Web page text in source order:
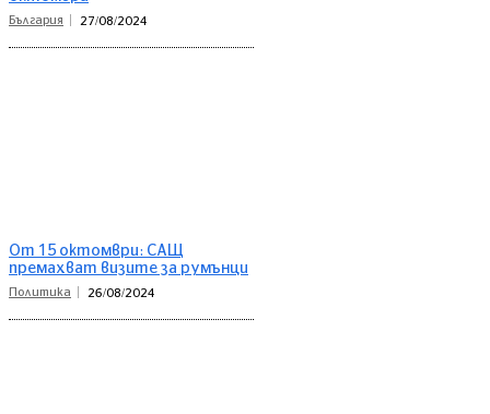
България 27/08/2024
От 15 октомври: САЩ
премахват визите за румънци
Политика 26/08/2024